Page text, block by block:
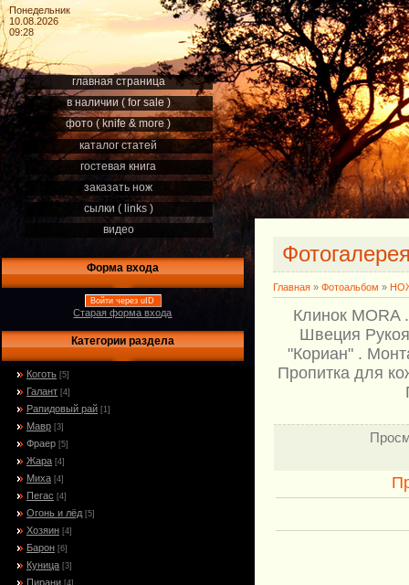
Понедельник
10.08.2026
09:28
главная страница
в наличии ( for sale )
фото ( knife & more )
каталог статей
гостевая книга
заказать нож
сылки ( links )
видео
Форма входа
Войти через uID
Старая форма входа
Категории раздела
Коготь [5]
Галант [4]
Рапидовый рай [1]
Мавр [3]
Фраер [5]
Жара [4]
Миха [4]
Пегас [4]
Огонь и лёд [5]
Хозяин [4]
Барон [6]
Куница [3]
Пирани [4]
Главная » Фотоальбом »
Клинок
Швеция
"Кориан" .
Пропитка для